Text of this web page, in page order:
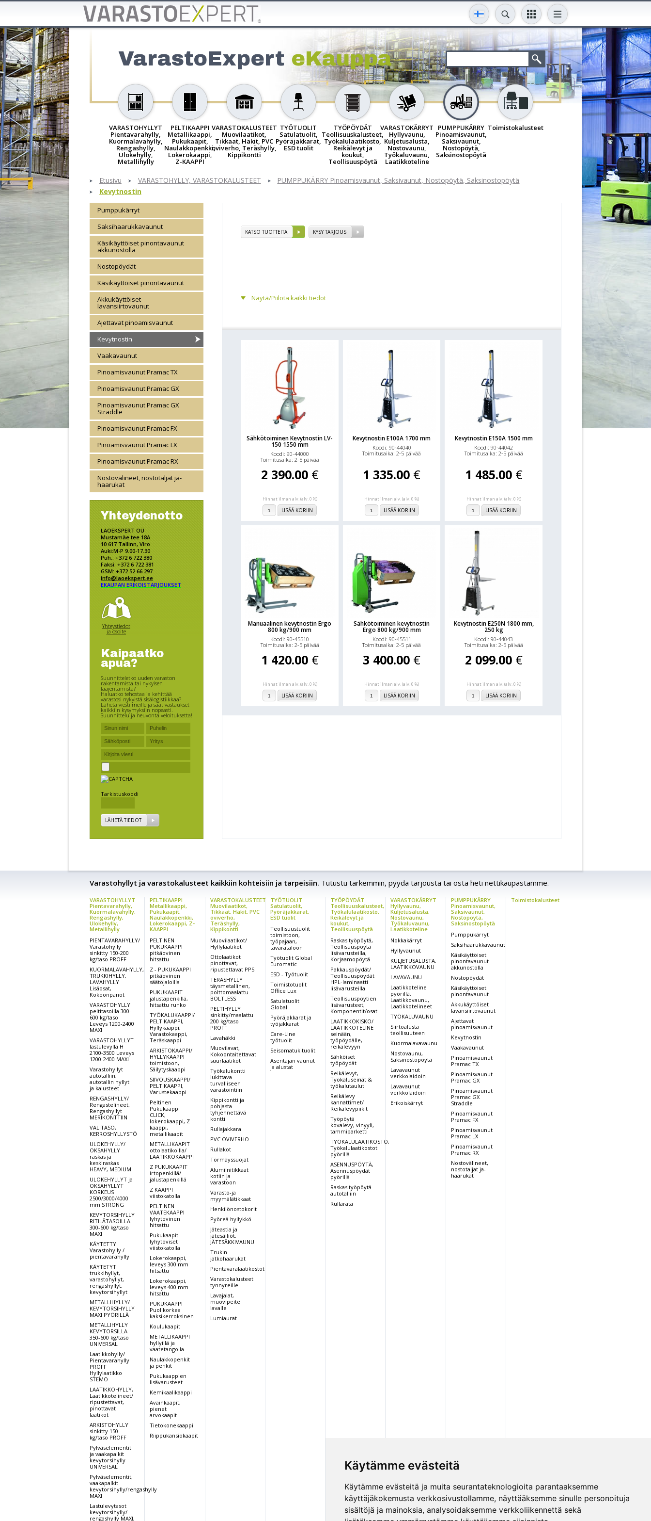
Käytämme evästeitä
Käytämme evästeitä ja muita seurantateknologioita parantaaksemme
käyttäjäkokemusta verkkosivustollamme, näyttääksemme sinulle personoituja
sisältöjä ja mainoksia, analysoidaksemme verkkoliikennettä sekä
VarastoExpert eKauppa
VARASTOHYLLYT
Pientavarahylly,
Kuormalavahylly,
Rengashylly,
Ulokehylly,
Metallihylly
PELTIKAAPPI
Metallikaappi,
Pukukaapit,
Naulakkopenkki,
Lokerokaappi,
Z-KAAPPI
VARASTOKALUSTEET
Muovilaatikot,
Tikkaat, Häkit, PVC
oviverho, Teräshylly,
Kippikontti
TYÖTUOLIT
Satulatuolit,
Pyöräjakkarat,
ESD tuolit
TYÖPÖYDÄT
Teollisuuskalusteet,
Työkalulaatikosto,
Reikälevyt ja
koukut,
Teollisuuspöytä
VARASTOKÄRRYT
Hyllyvaunu,
Kuljetusalusta,
Nostovaunu,
Työkaluvaunu,
Laatikkoteline
PUMPPUKÄRRY
Pinoamisvaunut,
Saksivaunut,
Nostopöytä,
Saksinostopöytä
Toimistokalusteet
Etusivu VARASTOHYLLY, VARASTOKALUSTEET
PUMPPUKÄRRY Pinoamisvaunut, Saksivaunut, Nostopöytä, Saksinostopöytä
Kevytnostin
Pumppukärryt
Saksihaarukkavaunut
Käsikäyttöiset pinontavaunut
akkunostolla
Nostopöydät
Käsikäyttöiset pinontavaunut
Akkukäyttöiset
lavansiirtovaunut
Ajettavat pinoamisvaunut
Kevytnostin
Vaakavaunut
Pinoamisvaunut Pramac TX
Pinoamisvaunut Pramac GX
Pinoamisvaunut Pramac GX
Straddle
Pinoamisvaunut Pramac FX
Pinoamisvaunut Pramac LX
Pinoamisvaunut Pramac RX
Nostovälineet, nostotaljat ja-
haarukat
Yhteydenotto
LAOEKSPERT OÜ
Mustamäe tee 18A
10 617 Tallinn, Viro
Auki:M-P 9.00-17.30
Puh.: +372 6 722 380
Faksi: +372 6 722 381
GSM: +372 52 66 297
info@laoekspert.ee
EKAUPAN ERIKOISTARJOUKSET
Yhteystiedot
ja osoite
Kaipaatko
apua?
Suunnitteletko uuden varaston
rakentamista tai nykyisen
laajentamista?
Haluatko tehostaa ja kehittää
varastosi nykyistä sisälogistiikkaa?
Lähetä viesti meille ja saat vastaukset
kaikkiin kysymyksiin nopeasti.
Suunnittelu ja neuvonta veloituksetta!
Tarkistuskoodi
LÄHETÄ TIEDOT
KATSO TUOTTEITA KYSY TARJOUS
Näytä/Piilota kaikki tiedot
Sähkötoiminen Kevytnostin LV-
150 1550 mm
Koodi: 90-44000
Toimitusaika: 2-5 päivää
2 390.00 €
Hinnat ilman alv. (alv. 0 %)
LISÄÄ KORIIN
Kevytnostin E100A 1700 mm
Koodi: 90-44040
Toimitusaika: 2-5 päivää
1 335.00 €
Hinnat ilman alv. (alv. 0 %)
LISÄÄ KORIIN
Kevytnostin E150A 1500 mm
Koodi: 90-44042
Toimitusaika: 2-5 päivää
1 485.00 €
Hinnat ilman alv. (alv. 0 %)
LISÄÄ KORIIN
Manuaalinen kevytnostin Ergo
800 kg/900 mm
Koodi: 90-45510
Toimitusaika: 2-5 päivää
1 420.00 €
Hinnat ilman alv. (alv. 0 %)
LISÄÄ KORIIN
Sähkötoiminen kevytnostin
Ergo 800 kg/900 mm
Koodi: 90-45511
Toimitusaika: 2-5 päivää
3 400.00 €
Hinnat ilman alv. (alv. 0 %)
LISÄÄ KORIIN
Kevytnostin E250N 1800 mm,
250 kg
Koodi: 90-44043
Toimitusaika: 2-5 päivää
2 099.00 €
Hinnat ilman alv. (alv. 0 %)
LISÄÄ KORIIN
Varastohyllyt ja varastokalusteet kaikkiin kohteisiin ja tarpeisiin. Tutustu tarkemmin, pyydä tarjousta tai osta heti nettikaupastamme.
VARASTOHYLLYT
Pientavarahylly,
Kuormalavahylly,
Rengashylly,
Ulokehylly,
Metallihylly
PIENTAVARAHYLLY/
Varastohylly
sinkitty 150-200
kg/taso PROFF
KUORMALAVAHYLLY,
TRUKKIHYLLY,
LAVAHYLLY
Lisäosat,
Kokoonpanot
VARASTOHYLLY
peltitasoilla 300-
600 kg/taso
Leveys 1200-2400
MAXI
VARASTOHYLLYT
lastulevyllä H
2100-3500 Leveys
1200-2400 MAXI
Varastohyllyt
autotalliin,
autotallin hyllyt
ja kalusteet
RENGASHYLLY/
Rengastelineet,
Rengashyllyt
MERIKONTTIIN
VÄLITASO,
KERROSHYLLYSTÖ
ULOKEHYLLY/
OKSAHYLLY
raskas ja
keskiraskas
HEAVY, MEDIUM
ULOKEHYLLYT ja
OKSAHYLLYT
KORKEUS
2500/3000/4000
mm STRONG
KEVYTORSIHYLLY
RITILÄTASOILLA
300-600 kg/taso
MAXI
KÄYTETTY
Varastohylly /
pientavarahylly
KÄYTETYT
trukkihyllyt,
varastohyllyt,
rengashyllyt,
kevytorsihyllyt
METALLIHYLLY/
KEVYTORSIHYLLY
MAXI PYÖRILLÄ
METALLIHYLLY
KEVYTORSILLA
350-600 kg/taso
UNIVERSAL
Laatikkohylly/
Pientavarahylly
PROFF
Hyllylaatikko
STEMO
LAATIKKOHYLLY,
Laatikkotelineet/
ripustettavat,
pinottavat
laatikot
ARKISTOHYLLY
sinkitty 150
kg/taso PROFF
Pylväselementit
ja vaakapalkit
kevytorsihylly
UNIVERSAL
Pylväselementit,
vaakapalkit
kevytorsihylly/rengashylly
MAXI
Lastulevytasot
kevytorsihylly/
rengashylly MAXI,
PELTIKAAPPI
Metallikaappi,
Pukukaapit,
Naulakkopenkki,
Lokerokaappi, Z-
KAAPPI
PELTINEN
PUKUKAAPPI
pitkäovinen
hitsattu
Z - PUKUKAAPPI
pitkäovinen
säätöjaloilla
PUKUKAAPIT
jalustapenkillä,
hitsattu runko
TYÖKALUKAAPPI/
PELTIKAAPPI,
Hyllykaappi,
Varastokaappi,
Teräskaappi
ARKISTOKAAPPI/
HYLLYKAAPPI
toimistoon,
Säilytyskaappi
SIIVOUSKAAPPI/
PELTIKAAPPI,
Varustekaappi
Peltinen
Pukukaappi
CLICK,
lokerokaappi, Z
kaappi,
metallikaapit
METALLIKAAPIT
ottolaatikoilla/
LAATIKKOKAAPPI
Z PUKUKAAPIT
irtopenkillä/
jalustapenkillä
Z KAAPPI
viistokatolla
PELTINEN
VAATEKAAPPI
lyhytovinen
hitsattu
Pukukaapit
lyhytoviset
viistokatolla
Lokerokaappi,
leveys 300 mm
hitsattu
Lokerokaappi,
leveys 400 mm
hitsattu
PUKUKAAPPI
Puolikorkea
kaksikerroksinen
Koulukaapit
METALLIKAAPPI
hyllyillä ja
vaatetangolla
Naulakkopenkit
ja penkit
Pukukaappien
lisävarusteet
Kemikaalikaappi
Avainkaapit,
pienet
arvokaapit
Tietokonekaappi
Riippukansiokaapit
VARASTOKALUSTEET
Muovilaatikot,
Tikkaat, Häkit, PVC
oviverho,
Teräshylly,
Kippikontti
Muovilaatikot/
Hyllylaatikot
Ottolaatikot
pinottavat,
ripustettavat PPS
TERÄSHYLLY
täysmetallinen,
polttomaalattu
BOLTLESS
PELTIHYLLY
sinkitty/maalattu
200 kg/taso
PROFF
Lavahäkki
Muovilavat,
Kokoontaitettavat
suurlaatikot
Työkalukontti
lukittava
turvalliseen
varastointiin
Kippikontti ja
pohjasta
tyhjennettävä
kontti
Rullajakkara
PVC OVIVERHO
Rullakot
Törmäyssuojat
Alumiinitikkaat
kotiin ja
varastoon
Varasto-ja
myymälätikkaat
Henkilönostokorit
Pyöreä hyllykkö
Jäteastia ja
jätesäiliöt,
JÄTESÄKKIVAUNU
Trukin
jatkohaarukat
Pientavaralaatikostot
Varastokalusteet
tynnyreille
Lavajalat,
muovipeite
lavalle
Lumiaurat
TYÖTUOLIT
Satulatuolit,
Pyöräjakkarat,
ESD tuolit
Teollisuustuolit
toimistoon,
työpajaan,
tavarataloon
Työtuolit Global
Euromatic
ESD - Työtuolit
Toimistotuolit
Office Lux
Satulatuolit
Global
Pyöräjakkarat ja
työjakkarat
Care-Line
työtuolit
Seisomatukituolit
Asentajan vaunut
ja alustat
TYÖPÖYDÄT
Teollisuuskalusteet,
Työkalulaatikosto,
Reikälevyt ja
koukut,
Teollisuuspöytä
Raskas työpöytä,
Teollisuuspöytä
lisävarusteilla,
Korjaamopöytä
Pakkauspöydät/
Teollisuuspöydät
HPL-laminaatti
lisävarusteilla
Teollisuuspöytien
lisävarusteet,
Komponentit/osat
LAATIKKOKISKO/
LAATIKKOTELINE
seinään,
työpöydälle,
reikälevyyn
Sähköiset
työpöydät
Reikälevyt,
Työkaluseinät &
työkalutaulut
Reikälevy
kannattimet/
Reikälevypiikit
Työpöytä
kovalevy, vinyyli,
tammiparketti
TYÖKALULAATIKOSTO,
Työkalulaatikostot
pyörillä
ASENNUSPÖYTÄ,
Asennuspöydät
pyörillä
Raskas työpöytä
autotalliin
Rullarata
VARASTOKÄRRYT
Hyllyvaunu,
Kuljetusalusta,
Nostovaunu,
Työkaluvaunu,
Laatikkoteline
Nokkakärryt
Hyllyvaunut
KULJETUSALUSTA,
LAATIKKOVAUNU
LAVAVAUNU
Laatikkoteline
pyörillä,
Laatikkovaunu,
Laatikkotelineet
TYÖKALUVAUNU
Siirtoalusta
teollisuuteen
Kuormalavavaunu
Nostovaunu,
Saksinostopöytä
Lavavaunut
verkkolaidoin
Lavavaunut
verkkolaidoin
Erikoiskärryt
PUMPPUKÄRRY
Pinoamisvaunut,
Saksivaunut,
Nostopöytä,
Saksinostopöytä
Pumppukärryt
Saksihaarukkavaunut
Käsikäyttöiset
pinontavaunut
akkunostolla
Nostopöydät
Käsikäyttöiset
pinontavaunut
Akkukäyttöiset
lavansiirtovaunut
Ajettavat
pinoamisvaunut
Kevytnostin
Vaakavaunut
Pinoamisvaunut
Pramac TX
Pinoamisvaunut
Pramac GX
Pinoamisvaunut
Pramac GX
Straddle
Pinoamisvaunut
Pramac FX
Pinoamisvaunut
Pramac LX
Pinoamisvaunut
Pramac RX
Nostovälineet,
nostotaljat ja-
haarukat
Toimistokalusteet